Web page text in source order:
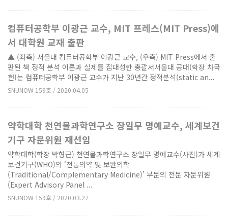
컴퓨터공학부 이광근 교수, MIT 프레스(MIT Press)에
서 대학원 교재 출판
▲ (좌측) 서울대 컴퓨터공학부 이광근 교수, (우측) MIT Press에서 출
판된 책 정적 분석 이론과 실제를 집대성한 총괄서서울대 공대(학장 차국
헌)는 컴퓨터공학부 이광근 교수가 지난 30년간 정적분석(static an...
SNUNOW 159호 / 2020.04.05
약학대학 천연물과학연구소 장일무 명예교수, 세계보건
기구 자문위원 재선임
약학대학(학장 박형근) 천연물과학연구소 장일무 명예교수(사진)가 세계
보건기구(WHO)의 ‘전통의약 및 보완의학
(Traditional/Complementary Medicine)’ 부문의 전문 자문위원
(Expert Advisory Panel ...
SNUNOW 159호 / 2020.03.27